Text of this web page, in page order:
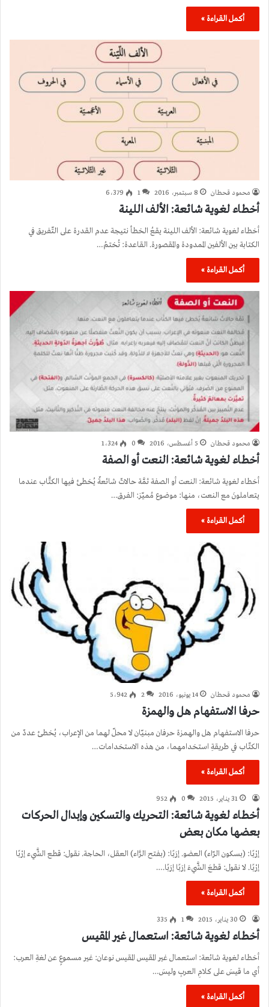
أكمل القراءة »
محمود قحطان 8 سبتمبر، 2016 1 6٬379
أخطاء لغوية شائعة: الألف اللينة
أخطاء لغوية شائعة: الألف اللينة يقعُ الخطأ نتيجة عدم القدرة على التّفريق في
الكتابة بين الألفين الممدودة والمقصورة. القاعدة: تُختمُ…
أكمل القراءة »
محمود قحطان 5 أغسطس، 2016 0 1٬324
أخطاء لغوية شائعة: النعت أو الصفة
أخطاء لغوية شائعة: النعت أو الصفة ثمَّة حالاتٌ شائعةٌ يُخطئ فيها الكتَّاب عندما
يتعاملونَ مع النعت، منها: موضوع مُميّز: الفرق…
أكمل القراءة »
محمود قحطان 14 يونيو، 2016 2 5٬942
حرفا الاستفهام هل والهمزة
حرفا الاستفهام هل والهمزة حرفان مبنيّان لا محلّ لهما من الإعراب، يُخطئ عددٌ من
الكتّاب في طريقةِ استخدامهما، من هذه الاستخدامات…
أكمل القراءة »
31 يناير، 2015 0
952
أخطاء لغوية شائعة: التحريك والتسكين وإبدال الحركات
بعضها مكان بعض
إرْبًا: (بسكون الرّاء) العضو. إرَبًا: (بفتح الرَّاء) العقل، الحاجة. نقول: قطع الشَّيء إرْبًا
إرْبًا. لا نقول: قطعَ الشَّيءَ إرَبًا إرَبًا.…
أكمل القراءة »
30 يناير، 2015 1
335
أخطاء لغوية شائعة: استعمال غير المقيس
أخطاء لغوية شائعة: استعمال غير المقيس المقيس نوعان: غير مسموعٍ عن لغةِ العرب:
أي ما قيسَ على كلامِ العربِ وليسَ…
أكمل القراءة »